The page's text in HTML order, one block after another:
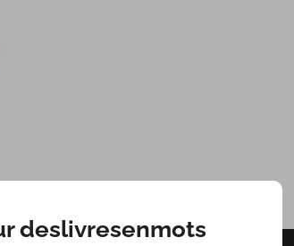
deslivresenmots